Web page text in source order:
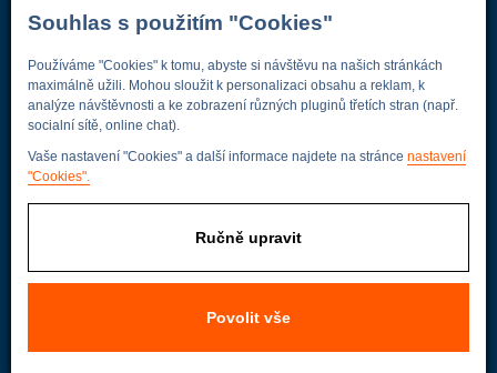
Souhlas s použitím "Cookies"
Používáme "Cookies" k tomu, abyste si návštěvu na našich stránkách
maximálně užili. Mohou sloužit k personalizaci obsahu a reklam, k
analýze návštěvnosti a ke zobrazení různých pluginů třetích stran (např.
socialní sítě, online chat).
Vaše nastavení "Cookies" a další informace najdete na stránce nastavení
"Cookies".
Ručně upravit
Povolit vše
Adresa firmy
Wolkerova 433